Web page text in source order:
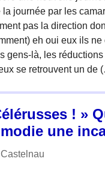
journée par les
pas la direction
eh oui eux ils
gens-là, les réductions
se retrouvent un de
! »
une